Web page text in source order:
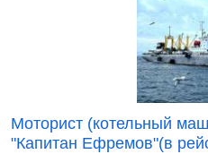
Моторист (котельный
"Капитан Ефремов"(в